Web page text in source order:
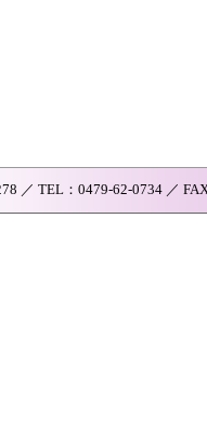
／ TEL：0479-62-0734 ／